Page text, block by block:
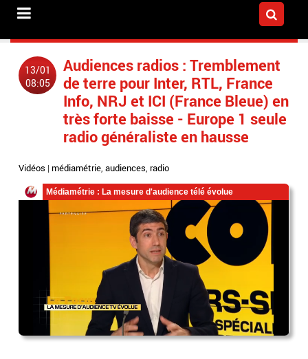
13/01
08:05
Audiences radios : Tremblement
de terre pour Inter, RTL, France
Info, NRJ et ICI (France Bleue) en
très forte baisse - Europe 1 seule
radio généraliste en hausse
Vidéos |médiamétrie,audiences,radio